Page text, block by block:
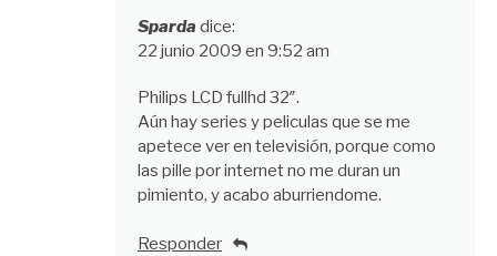
Sparda dice:
22 junio 2009 en 9:52 am
Philips LCD fullhd 32″.
Aún hay series y peliculas que se me
apetece ver en televisión, porque como
las pille por internet no me duran un
pimiento, y acabo aburriendome.
Responder